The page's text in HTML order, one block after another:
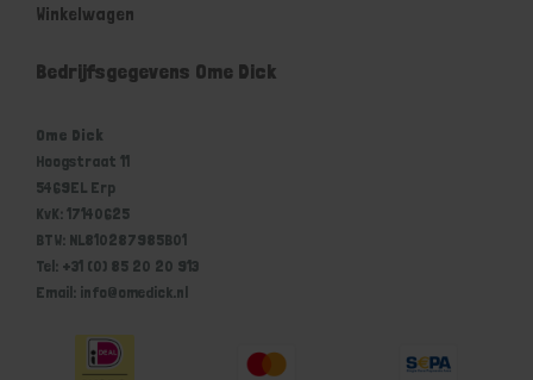
Winkelwagen
Bedrijfsgegevens Ome Dick
Ome Dick
Hoogstraat 11
5469EL Erp
KvK: 17140625
BTW: NL810287985B01
Tel: +31 (0) 85 20 20 913
Email: info@omedick.nl